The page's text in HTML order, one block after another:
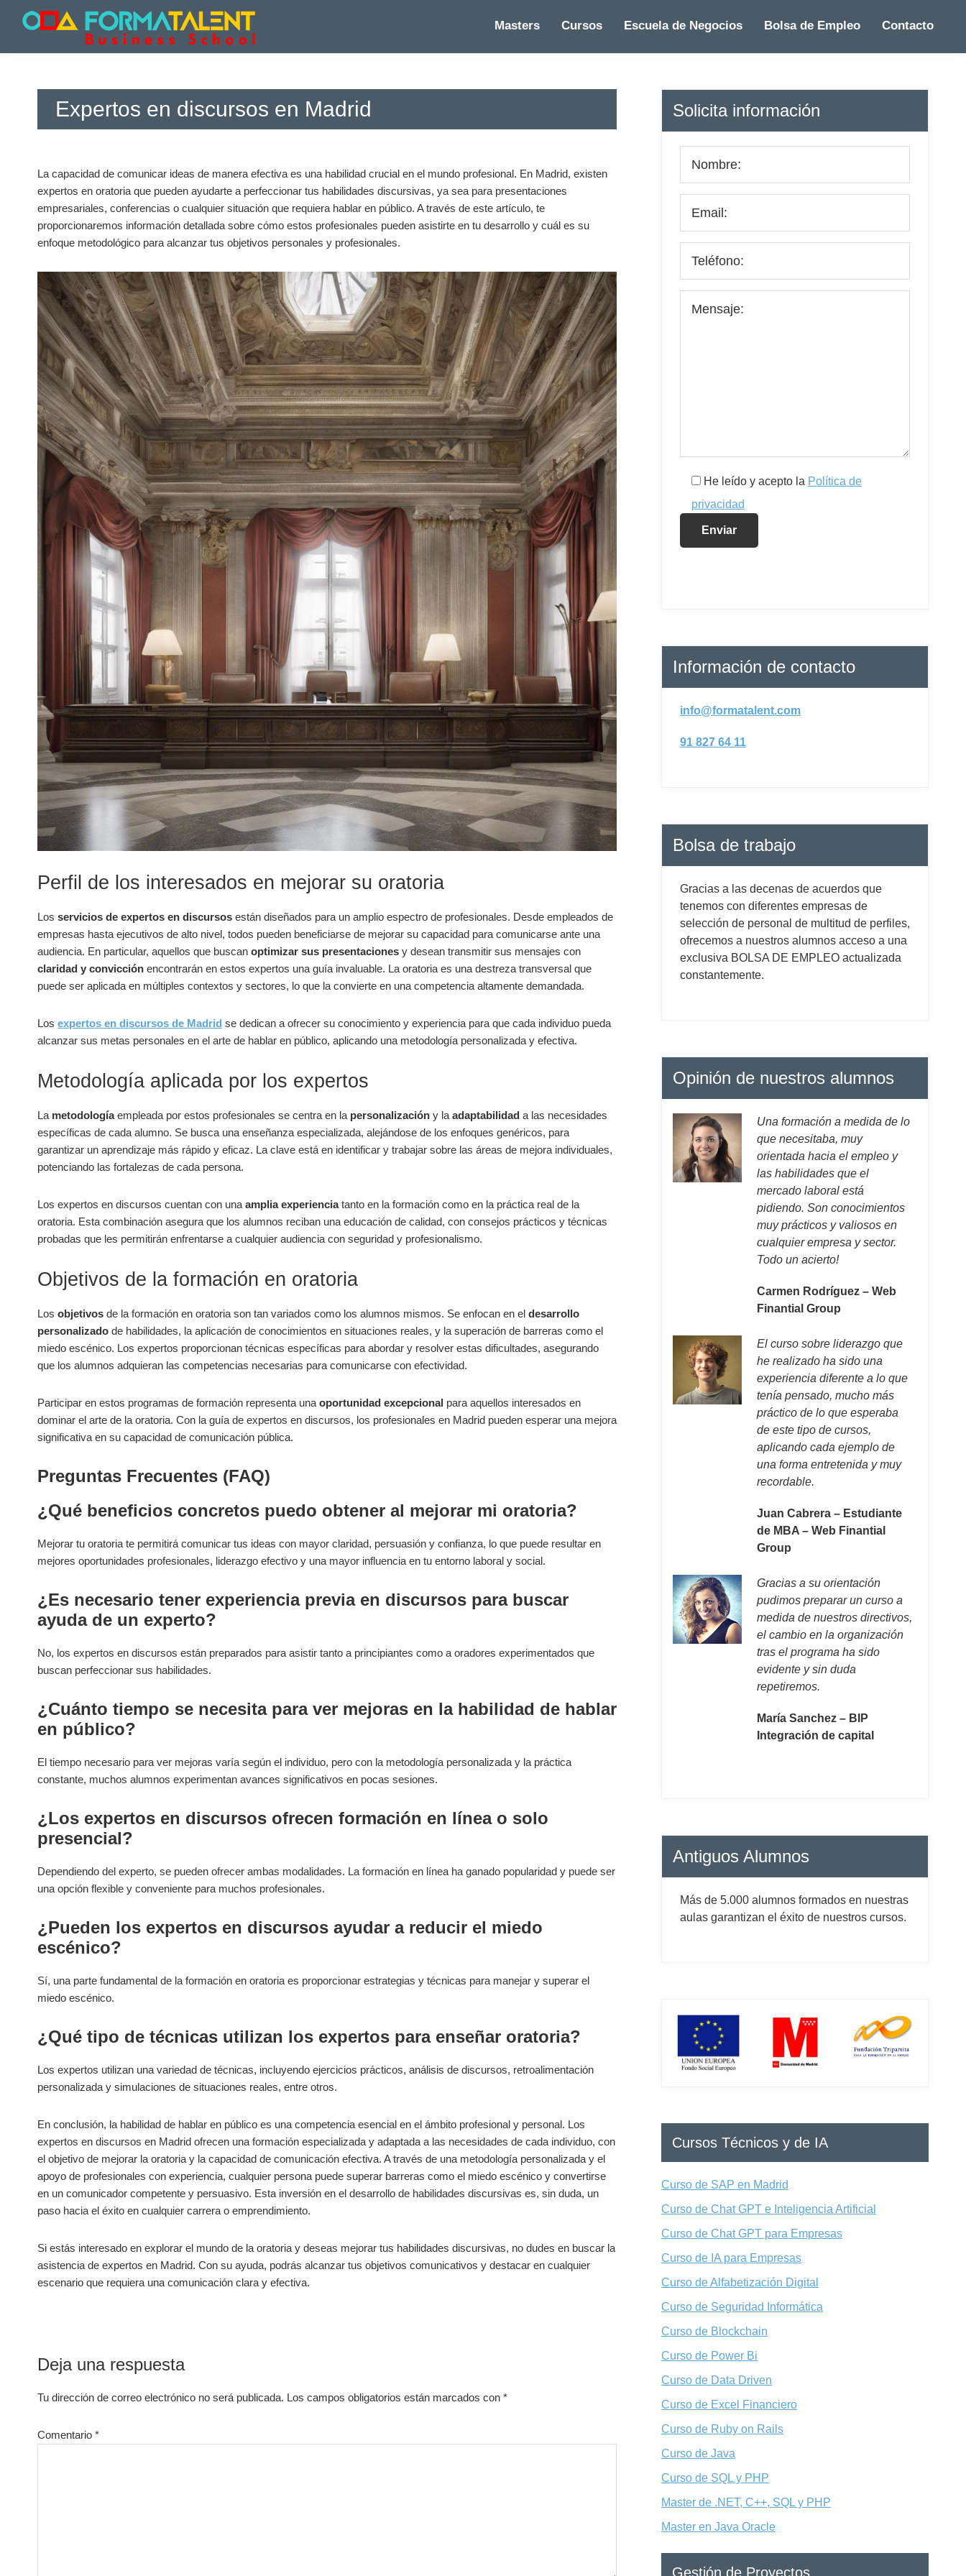
Cursos
Master
Madrid
Master
Madrid
Masters Cursos Escuela de Negocios Bolsa de Empleo Contacto
Expertos en discursos en Madrid
La capacidad de comunicar ideas de manera efectiva es una habilidad crucial en el mundo profesional. En Madrid, existen
expertos en oratoria que pueden ayudarte a perfeccionar tus habilidades discursivas, ya sea para presentaciones
empresariales, conferencias o cualquier situación que requiera hablar en público. A través de este artículo, te
proporcionaremos información detallada sobre cómo estos profesionales pueden asistirte en tu desarrollo y cuál es su
enfoque metodológico para alcanzar tus objetivos personales y profesionales.
Perfil de los interesados en mejorar su oratoria
Los servicios de expertos en discursos están diseñados para un amplio espectro de profesionales. Desde empleados de
empresas hasta ejecutivos de alto nivel, todos pueden beneficiarse de mejorar su capacidad para comunicarse ante una
audiencia. En particular, aquellos que buscan optimizar sus presentaciones y desean transmitir sus mensajes con
claridad y convicción encontrarán en estos expertos una guía invaluable. La oratoria es una destreza transversal que
puede ser aplicada en múltiples contextos y sectores, lo que la convierte en una competencia altamente demandada.
Los expertos en discursos de Madrid se dedican a ofrecer su conocimiento y experiencia para que cada individuo pueda
alcanzar sus metas personales en el arte de hablar en público, aplicando una metodología personalizada y efectiva.
Metodología aplicada por los expertos
La metodologíaempleada por estos profesionales se centra en la personalización y la adaptabilidad a las necesidades
específicas de cada alumno. Se busca una enseñanza especializada, alejándose de los enfoques genéricos, para
garantizar un aprendizaje más rápido y eficaz. La clave está en identificar y trabajar sobre las áreas de mejora individuales,
potenciando las fortalezas de cada persona.
Los expertos en discursos cuentan con una amplia experienciatanto en la formación como en la práctica real de la
oratoria. Esta combinación asegura que los alumnos reciban una educación de calidad, con consejos prácticos y técnicas
probadas que les permitirán enfrentarse a cualquier audiencia con seguridad y profesionalismo.
Objetivos de la formación en oratoria
Los objetivos de la formación en oratoria son tan variados como los alumnos mismos. Se enfocan en el desarrollo
personalizado de habilidades, la aplicación de conocimientos en situaciones reales, y la superación de barreras como el
miedo escénico. Los expertos proporcionan técnicas específicas para abordar y resolver estas dificultades, asegurando
que los alumnos adquieran las competencias necesarias para comunicarse con efectividad.
Participar en estos programas de formación representa una oportunidad excepcional para aquellos interesados en
dominar el arte de la oratoria. Con la guía de expertos en discursos, los profesionales en Madrid pueden esperar una mejora
significativa en su capacidad de comunicación pública.
Preguntas Frecuentes (FAQ)
¿Qué beneficios concretos puedo obtener al mejorar mi oratoria?
Mejorar tu oratoria te permitirá comunicar tus ideas con mayor claridad, persuasión y confianza, lo que puede resultar en
mejores oportunidades profesionales, liderazgo efectivo y una mayor influencia en tu entorno laboral y social.
¿Es necesario tener experiencia previa en discursos para buscar
ayuda de un experto?
No, los expertos en discursos están preparados para asistir tanto a principiantes como a oradores experimentados que
buscan perfeccionar sus habilidades.
¿Cuánto tiempo se necesita para ver mejoras en la habilidad de hablar
en público?
El tiempo necesario para ver mejoras varía según el individuo, pero con la metodología personalizada y la práctica
constante, muchos alumnos experimentan avances significativos en pocas sesiones.
¿Los expertos en discursos ofrecen formación en línea o solo
presencial?
Dependiendo del experto, se pueden ofrecer ambas modalidades. La formación en línea ha ganado popularidad y puede ser
una opción flexible y conveniente para muchos profesionales.
¿Pueden los expertos en discursos ayudar a reducir el miedo
escénico?
Sí, una parte fundamental de la formación en oratoria es proporcionar estrategias y técnicas para manejar y superar el
miedo escénico.
¿Qué tipo de técnicas utilizan los expertos para enseñar oratoria?
Los expertos utilizan una variedad de técnicas, incluyendo ejercicios prácticos, análisis de discursos, retroalimentación
personalizada y simulaciones de situaciones reales, entre otros.
En conclusión, la habilidad de hablar en público es una competencia esencial en el ámbito profesional y personal. Los
expertos en discursos en Madrid ofrecen una formación especializada y adaptada a las necesidades de cada individuo, con
el objetivo de mejorar la oratoria y la capacidad de comunicación efectiva. A través de una metodología personalizada y el
apoyo de profesionales con experiencia, cualquier persona puede superar barreras como el miedo escénico y convertirse
en un comunicador competente y persuasivo. Esta inversión en el desarrollo de habilidades discursivas es, sin duda, un
paso hacia el éxito en cualquier carrera o emprendimiento.
Si estás interesado en explorar el mundo de la oratoria y deseas mejorar tus habilidades discursivas, no dudes en buscar la
asistencia de expertos en Madrid. Con su ayuda, podrás alcanzar tus objetivos comunicativos y destacar en cualquier
escenario que requiera una comunicación clara y efectiva.
Interacciones
con
lectores
Deja una respuesta
Tu dirección de correo electrónico no será publicada. Los campos obligatorios están marcados con *
Comentario *
Barra
lateral
principal
Solicita información
He leído y acepto la Política de
privacidad
Información de contacto
info@formatalent.com
91 827 64 11
Bolsa de trabajo
Gracias a las decenas de acuerdos que
tenemos con diferentes empresas de
selección de personal de multitud de perfiles,
ofrecemos a nuestros alumnos acceso a una
exclusiva BOLSA DE EMPLEO actualizada
constantemente.
Opinión de nuestros alumnos
Una formación a medida de lo
que necesitaba, muy
orientada hacia el empleo y
las habilidades que el
mercado laboral está
pidiendo. Son conocimientos
muy prácticos y valiosos en
cualquier empresa y sector.
Todo un acierto!
Carmen Rodríguez – Web
Finantial Group
El curso sobre liderazgo que
he realizado ha sido una
experiencia diferente a lo que
tenía pensado, mucho más
práctico de lo que esperaba
de este tipo de cursos,
aplicando cada ejemplo de
una forma entretenida y muy
recordable.
Juan Cabrera – Estudiante
de MBA – Web Finantial
Group
Gracias a su orientación
pudimos preparar un curso a
medida de nuestros directivos,
el cambio en la organización
tras el programa ha sido
evidente y sin duda
repetiremos.
María Sanchez – BIP
Integración de capital
Antiguos Alumnos
Más de 5.000 alumnos formados en nuestras
aulas garantizan el éxito de nuestros cursos.
Cursos Técnicos y de IA
Curso de SAP en Madrid
Curso de Chat GPT e Inteligencia Artificial
Curso de Chat GPT para Empresas
Curso de IA para Empresas
Curso de Alfabetización Digital
Curso de Seguridad Informática
Curso de Blockchain
Curso de Power Bi
Curso de Data Driven
Curso de Excel Financiero
Curso de Ruby on Rails
Curso de Java
Curso de SQL y PHP
Master de .NET, C++, SQL y PHP
Master en Java Oracle
Gestión de Proyectos